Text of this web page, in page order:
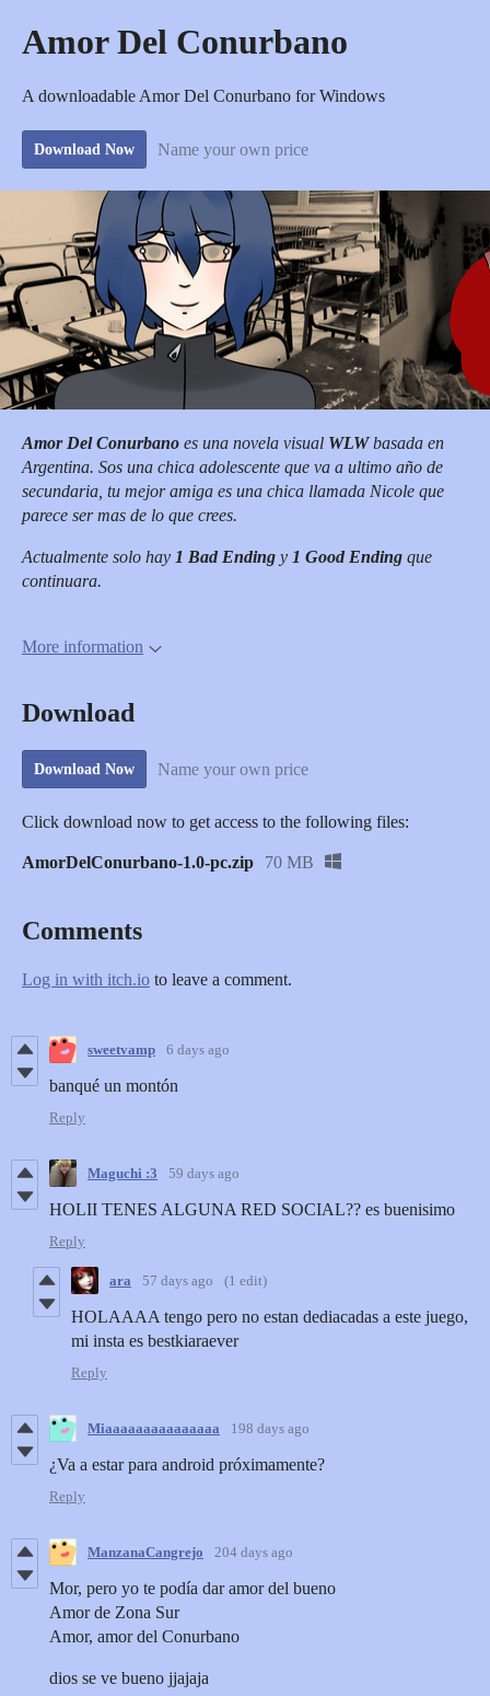
Amor Del Conurbano
A downloadable Amor Del Conurbano for Windows
Download Now Name your own price
Amor Del Conurbano es una novela visual WLWbasada en
Argentina. Sos una chica adolescente que va a ultimo año de
secundaria, tu mejor amiga es una chica llamada Nicole que
parece ser mas de lo que crees.
Actualmente solo hay 1 Bad Ending y 1 Good Ending que
continuara.
More information
Download
Download Now Name your own price
Click download now to get access to the following files:
AmorDelConurbano-1.0-pc.zip 70 MB
Comments
Log in with itch.io to leave a comment.
sweetvamp 6 days ago
banqué un montón
Reply
Maguchi :3 59 days ago
HOLII TENES ALGUNA RED SOCIAL?? es buenisimo
Reply
ara 57 days ago (1 edit)
HOLAAAA tengo pero no estan dediacadas a este juego,
mi insta es bestkiaraever
Reply
Miaaaaaaaaaaaaaaa 198 days ago
¿Va a estar para android próximamente?
Reply
ManzanaCangrejo 204 days ago
Mor, pero yo te podía dar amor del bueno
Amor de Zona Sur
Amor, amor del Conurbano
dios se ve bueno jjajaja